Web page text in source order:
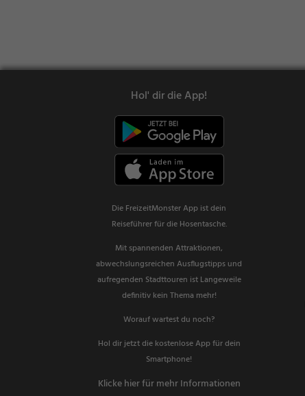
Hol' dir die App!
Die FreizeitMonster App ist dein
Reiseführer für die Hosentasche.
Mit spannenden Attraktionen,
abwechslungsreichen Ausflugstipps und
aufregenden Stadttouren ist Langeweile
definitiv kein Thema mehr!
Worauf wartest du noch?
Hol dir jetzt die kostenlose App für dein
Smartphone!
Klicke hier für mehr Informationen